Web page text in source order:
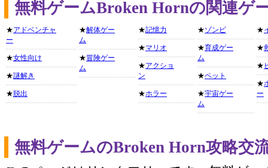
無料ゲームBroken Hornの関連ゲ
★アドベンチャ
ー
★女性向け
★謎解き
★ 脱出
★解体ゲー
ム
★冒険ゲー
ム
★記憶力
★マリオ
★アクショ
ン
★ホラー
★ゾンビ
★育成ゲー
ム
★ペット
★宇宙ゲー
ム
★
★
★
★
ー
無料ゲームのBroken Horn攻略交